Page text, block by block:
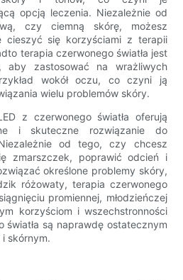
opcją leczenia. Niezależnie od
czy ciemną skórę, możesz
cieszyć się korzyściami z terapii
terapia czerwonego światła jest
aby zastosować na wrażliwych
wokół oczu, co czyni ją
wielu problemów skóry.
z czerwonego światła oferują
i skuteczne rozwiązanie do
od tego, czy chcesz
zmarszczek, poprawić odcień i
określone problemy skóry,
różowaty, terapia czerwonego
promiennej, młodzieńczej
korzyściom i wszechstronności
światła są naprawdę ostatecznym
skórnym.